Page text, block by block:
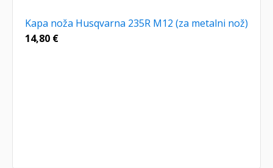
Kapa noža Husqvarna 235R M12 (za metalni nož)
14,80 €